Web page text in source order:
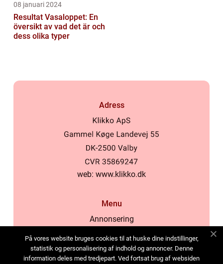
08 januari 2024
Resultat Vasaloppet: En
översikt av vad det är och
dess olika typer
Adress
web: www.klikko.dk
Menu
Annonsering
Cookies
Kontakta oss
På vores website bruges cookies til at huske dine indstillinger,
statistik og personalisering af indhold og annoncer. Denne
information deles med tredjepart. Ved fortsat brug af websiden